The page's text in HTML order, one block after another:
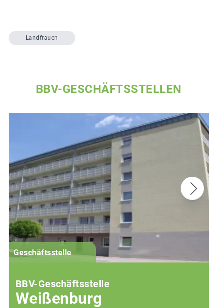
Landfrauen
BBV-GESCHÄFTSSTELLEN
Geschäftsstelle
BBV-Geschäftsstelle
Weißenburg